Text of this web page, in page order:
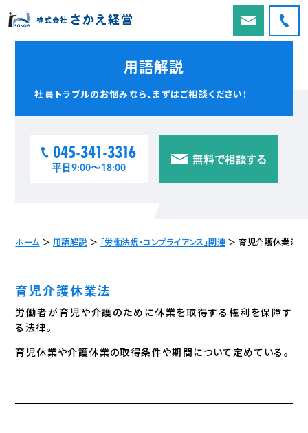
用語解説
社員トラブルのお悩みなら、 まずはご相談ください！
045-341-3316
平日9:00〜18:00
無料で相談する
ホーム＞ 用語解説＞ 「労働法規・コンプライアンス」関連 ＞育児介護休業法
育児介護休業法
労働者が育児や介護のために休業を取得する権利を保障す
る法律。
育児休業や介護休業の取得条件や期間について定めている。